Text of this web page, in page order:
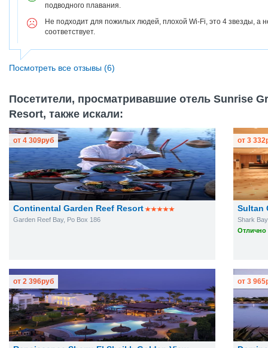
подводного плавания.
Не подходит для пожилых людей, плохой Wi-Fi, это 4 звезды, а
соответствует.
Посмотреть все отзывы (6)
Посетители, просматривавшие отель Sunrise
Resort, также искали:
Continental Garden Reef Resort
Garden Reef Bay, Po Box 186
от 4 309руб
Sultan
Shark
Отлично
от 3 332
от 2 396руб от 3 965